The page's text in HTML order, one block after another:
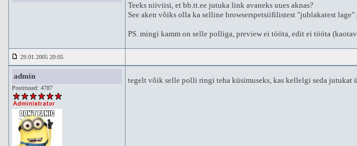
Teeks niiviisi, et bb.tt.ee jutuka link avaneks uues aknas?
See aken võiks olla ka selline browserspetsiifilistest "jublakatest lage"
PS. mingi kamm on selle polliga, preview ei tööta, edit ei tööta
29.01.2005 20:05
admin
Postitused: 4787
tegelt võik selle polli ringi teha küsimuseks, kas kellelgi seda jutukat